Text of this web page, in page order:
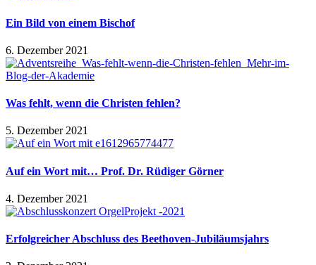
Ein Bild von einem Bischof
6. Dezember 2021
Was fehlt, wenn die Christen fehlen?
5. Dezember 2021
Auf ein Wort mit… Prof. Dr. Rüdiger Görner
4. Dezember 2021
Erfolgreicher Abschluss des Beethoven-Jubiläumsjahrs